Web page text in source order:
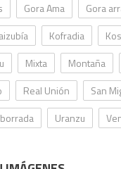
Gora Ama
Gora
Kofradia
Mixta Montaña
Real Unión San
Uranzu